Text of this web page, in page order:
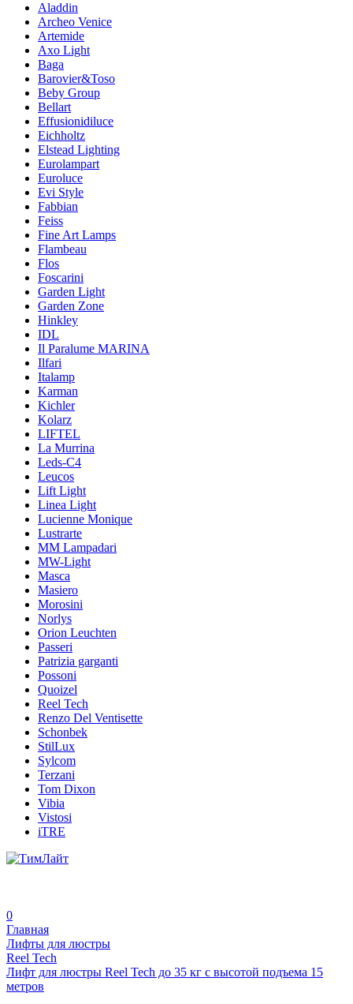
Aladdin
Archeo Venice
Artemide
Axo Light
Baga
Barovier&Toso
Beby Group
Bellart
Effusionidiluce
Eichholtz
Elstead Lighting
Eurolampart
Euroluce
Evi Style
Fabbian
Feiss
Fine Art Lamps
Flambeau
Flos
Foscarini
Garden Light
Garden Zone
Hinkley
IDL
Il Paralume MARINA
Ilfari
Italamp
Karman
Kichler
Kolarz
LIFTEL
La Murrina
Leds-C4
Leucos
Lift Light
Linea Light
Lucienne Monique
Lustrarte
MM Lampadari
MW-Light
Masca
Masiero
Morosini
Norlys
Orion Leuchten
Passeri
Patrizia garganti
Possoni
Quoizel
Reel Tech
Renzo Del Ventisette
Schonbek
StilLux
Sylcom
Terzani
Tom Dixon
Vibia
Vistosi
iTRE
0
Главная
Лифты для люстры
Reel Tech
Лифт для люстры Reel Tech до 35 кг с высотой подъема 15
метров